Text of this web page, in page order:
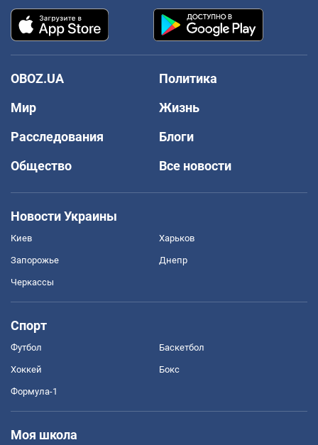
OBOZ.UA
Политика
Мир
Жизнь
Расследования
Блоги
Общество
Все новости
Новости Украины
Киев Харьков
Запорожье Днепр
Черкассы
Спорт
Футбол Баскетбол
Хоккей Бокс
Формула-1
Моя школа